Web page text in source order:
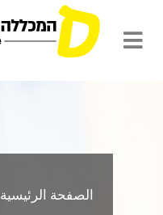
الصفحة الرئيسية